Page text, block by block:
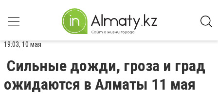
19:03, 10 мая
Сильные дожди, гроза и град
ожидаются в Алматы 11 мая